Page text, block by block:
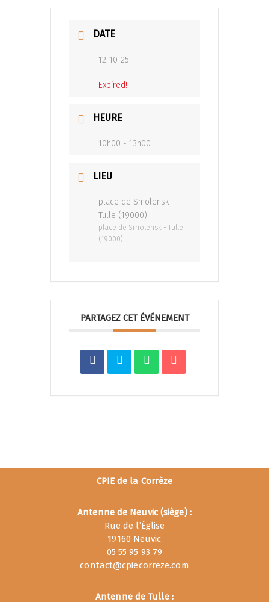
DATE
12-10-25
Expired!
HEURE
10h00 - 13h00
LIEU
place de Smolensk -
Tulle (19000)
place de Smolensk - Tulle
(19000)
PARTAGEZ CET ÉVÉNEMENT
CPIE de la Corrèze
Antenne de Neuvic (siège) :
Rue de l’Église
19160 Neuvic
05 55 95 93 79
contact@cpiecorreze.com
Antenne de Tulle :